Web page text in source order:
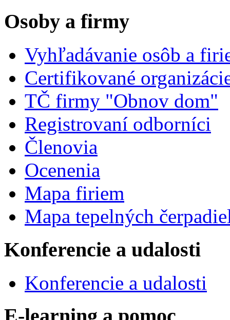
Osoby a firmy
Vyhľadávanie osôb a
Certifikované
TČ firmy "Obnov dom"
Registrovaní odborníci
Členovia
Ocenenia
Mapa firiem
Mapa tepelných
Konferencie a udalosti
Konferencie a udalosti